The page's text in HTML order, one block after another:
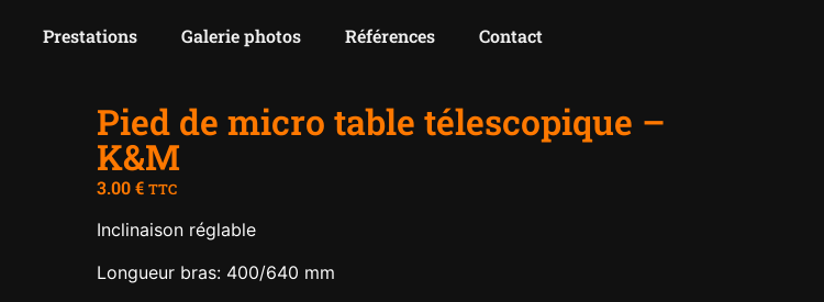
Prestations Galerie photos Références Contact
Pied de micro table télescopique –
K&M
3.00€ TTC
Inclinaison réglable
Longueur bras: 400/640 mm